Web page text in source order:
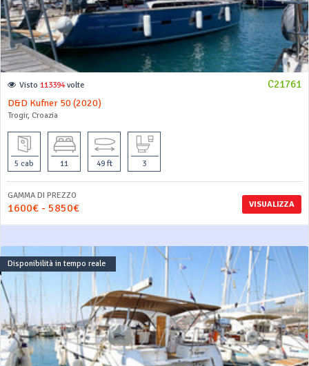
C21761
Visto 113394volte
D&D Kufner 50 (2020)
Trogir, Croazia
5 cab 11 49 ft 3
VISUALIZZA
GAMMA DI PREZZO
1600€ - 5850€
Disponibilità in tempo reale